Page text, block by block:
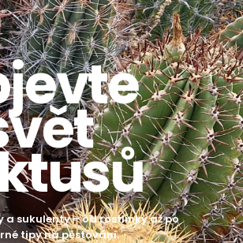
a sukulenty – od rostlinky až po
tipy na pěstování.